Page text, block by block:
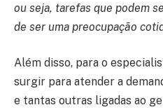
ou seja, tarefas que podem
de ser uma preocupação
Além disso, para o
surgir para atender a
e tantas outras ligadas ao